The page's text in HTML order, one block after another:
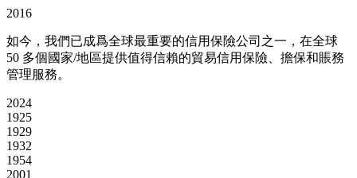
2016
如今，我們已成爲全球最重要的信用保險公司之一，在全球
50 多個國家/地區提供值得信賴的貿易信用保險、擔保和賬務
管理服務。
2024
1925
1929
1932
1954
2001